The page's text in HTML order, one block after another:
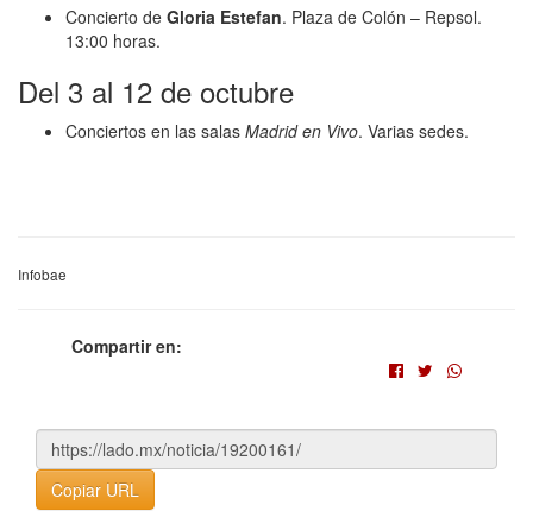
Concierto de Gloria Estefan. Plaza de Colón – Repsol.
13:00 horas.
Del 3 al 12 de octubre
Conciertos en las salas Madrid en Vivo. Varias sedes.
Infobae
Compartir en:
Copiar URL